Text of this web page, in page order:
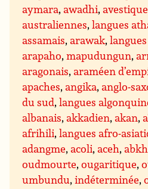
aymara,awadhi,avestique
australiennes,langues
assamais,arawak,
arapaho,mapudungun,
aragonais,araméen
apaches,angika,anglo-
du sud,langues
albanais,akkadien,akan,
afrihili,langues afro-
adangme,acoli,aceh,
oudmourte,ougaritique,
umbundu,indéterminée,